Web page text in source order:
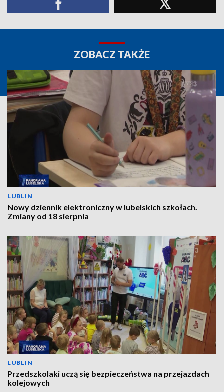
ZOBACZ TAKŻE
LUBLIN
Nowy dziennik elektroniczny w lubelskich szkołach.
Zmiany od 18 sierpnia
LUBLIN
Przedszkolaki uczą się bezpieczeństwa na przejazdach
kolejowych